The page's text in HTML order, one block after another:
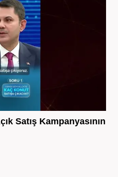
Satış Kampanyasının